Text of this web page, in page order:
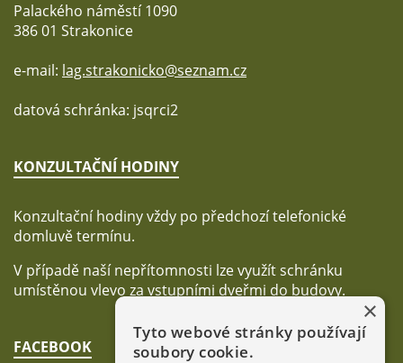
Palackého náměstí 1090
386 01 Strakonice
e-mail: lag.strakonicko@seznam.cz
datová schránka: jsqrci2
KONZULTAČNÍ HODINY
Konzultační hodiny vždy po předchozí telefonické
domluvě termínu.
V případě naší nepřítomnosti lze využít schránku
umístěnou vlevo za vstupními dveřmi do budovy.
FACEBOOK
×
Tyto webové stránky používají
soubory cookie.